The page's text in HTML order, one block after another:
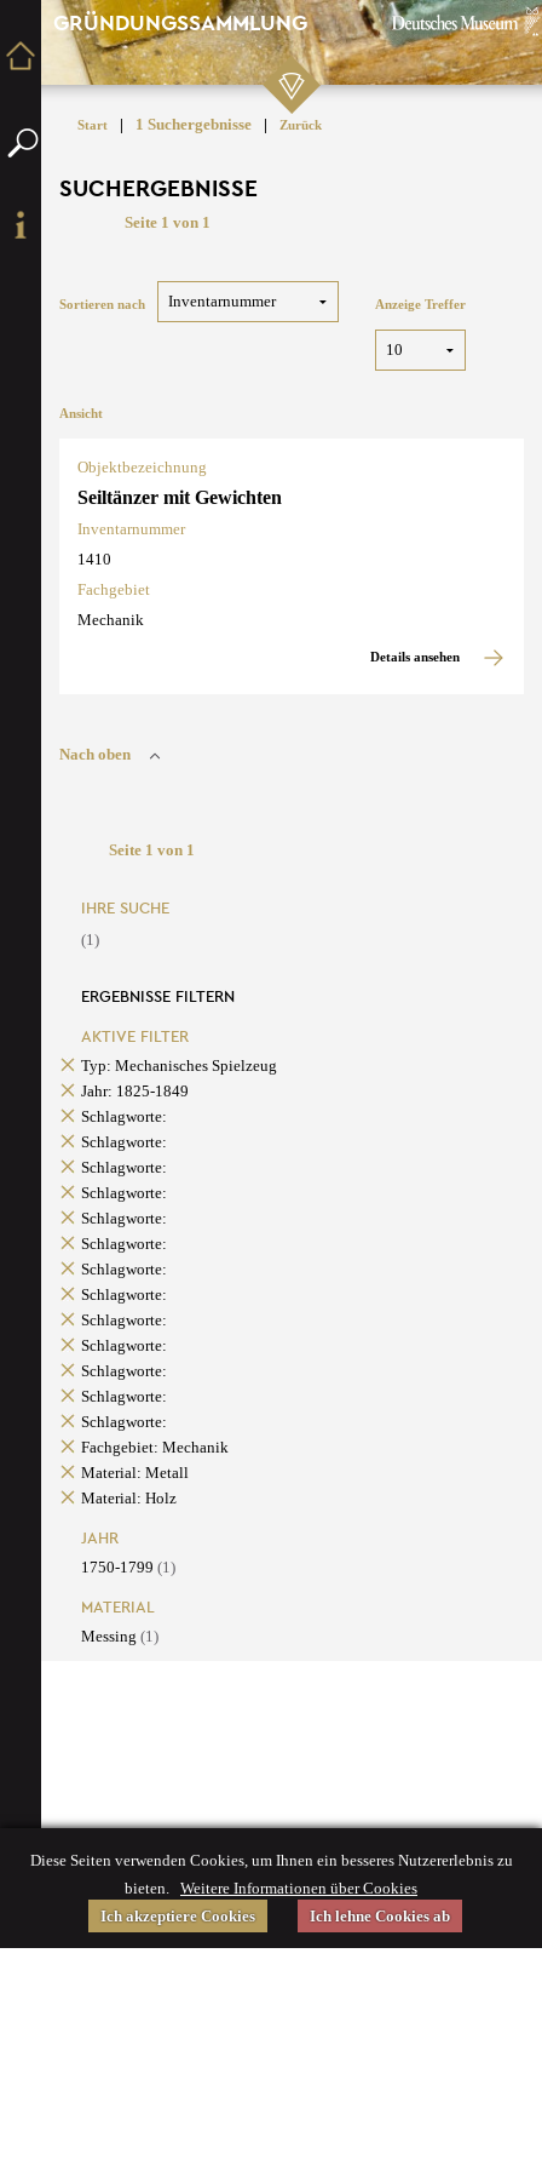
GRÜNDUNGSSAMMLUNG
Start | 1 Suchergebnisse | Zurück
SUCHERGEBNISSE
Seite 1 von 1
Sortieren nach Anzeige Treffer
Ansicht
Objektbezeichnung
Seiltänzer mit Gewichten
Inventarnummer
1410
Fachgebiet
Mechanik
Details ansehen
Nach oben
Seite 1 von 1
IHRE SUCHE
(1)
ERGEBNISSE FILTERN
AKTIVE FILTER
Typ: Mechanisches Spielzeug
Jahr: 1825-1849
Schlagworte:
Schlagworte:
Schlagworte:
Schlagworte:
Schlagworte:
Schlagworte:
Schlagworte:
Schlagworte:
Schlagworte:
Schlagworte:
Schlagworte:
Schlagworte:
Schlagworte:
Fachgebiet: Mechanik
Material: Metall
Material: Holz
JAHR
1750-1799 (1)
MATERIAL
Messing (1)
Diese Seiten verwenden Cookies, um Ihnen ein besseres Nutzererlebnis zu
bieten. Weitere Informationen über Cookies
Ich akzeptiere Cookies
Ich lehne Cookies ab